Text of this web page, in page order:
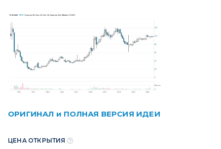
ОРИГИНАЛ и ПОЛНАЯ ВЕРСИЯ ИДЕИ
ЦЕНА ОТКРЫТИЯ